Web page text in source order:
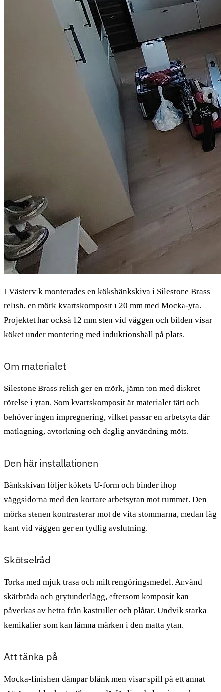
I Västervik monterades en köksbänkskiva i Silestone Brass
relish, en mörk kvartskomposit i 20 mm med Mocka-yta.
Projektet har också 12 mm sten vid väggen och bilden visar
köket under montering med induktionshäll på plats.
Om materialet
Silestone Brass relish ger en mörk, jämn ton med diskret
rörelse i ytan. Som kvartskomposit är materialet tätt och
behöver ingen impregnering, vilket passar en arbetsyta där
matlagning, avtorkning och daglig användning möts.
Den här installationen
Bänkskivan följer kökets U-form och binder ihop
väggsidorna med den kortare arbetsytan mot rummet. Den
mörka stenen kontrasterar mot de vita stommarna, medan låg
kant vid väggen ger en tydlig avslutning.
Skötselråd
Torka med mjuk trasa och milt rengöringsmedel. Använd
skärbräda och grytunderlägg, eftersom komposit kan
påverkas av hetta från kastruller och plåtar. Undvik starka
kemikalier som kan lämna märken i den matta ytan.
Att tänka på
Mocka-finishen dämpar blänk men visar spill på ett annat